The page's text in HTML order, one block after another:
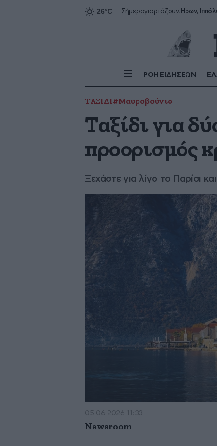
Σήμεραγιορτάζουν: Ήρων,
ΡΟΗ ΕΙΔΗΣΕΩΝ
ΤΑΞΙΔΙ#Μαυροβούνιο
Ταξίδι για
προορισμός
Ξεχάστε για λίγο το Παρίσι
05·06·2026 11:33
Newsroom